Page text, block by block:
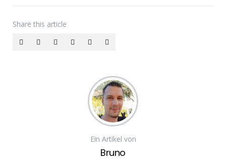
Share this article
Ein Artikel von
Bruno